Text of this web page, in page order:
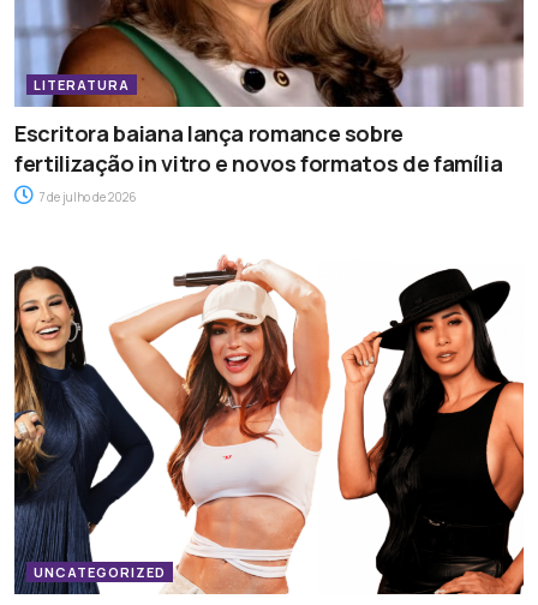
LITERATURA
Escritora baiana lança romance sobre
fertilização in vitro e novos formatos de família
7 de julho de 2026
UNCATEGORIZED